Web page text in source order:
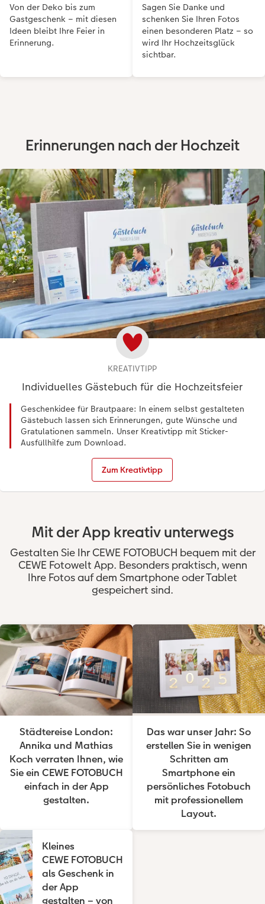
Von der Deko bis zum
Gastgeschenk – mit diesen
Ideen bleibt Ihre Feier in
Erinnerung.
Sagen Sie Danke und
schenken Sie Ihren Fotos
einen besonderen Platz – so
wird Ihr Hochzeitsglück
sichtbar.
Erinnerungen nach der Hochzeit
KREATIVTIPP
Individuelles Gästebuch für die Hochzeitsfeier
Geschenkidee für Brautpaare: In einem selbst gestalteten
Gästebuch lassen sich Erinnerungen, gute Wünsche und
Gratulationen sammeln. Unser Kreativtipp mit Sticker-
Ausfüllhilfe zum Download.
Zum Kreativtipp
Mit der App kreativ unterwegs
Gestalten Sie Ihr CEWE FOTOBUCH bequem mit der
CEWE Fotowelt App. Besonders praktisch, wenn
Ihre Fotos auf dem Smartphone oder Tablet
gespeichert sind.
Städtereise London:
Annika und Mathias
Koch verraten Ihnen, wie
Sie ein CEWE FOTOBUCH
einfach in der App
gestalten.
Das war unser Jahr: So
erstellen Sie in wenigen
Schritten am
Smartphone ein
persönliches Fotobuch
mit professionellem
Layout.
Kleines
CEWE FOTOBUCH
als Geschenk in
der App
gestalten – von